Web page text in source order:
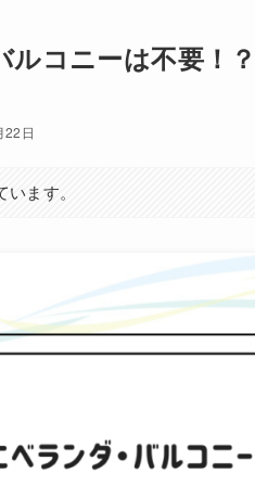
ルコニーは不要！
22日
ます。